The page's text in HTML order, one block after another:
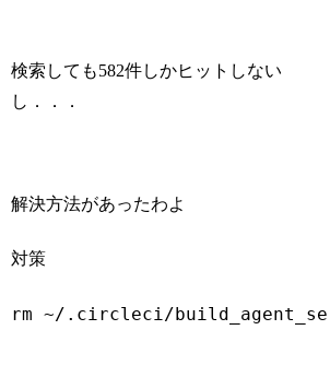
検索しても582件しかヒットしない
し．．．
解決方法があったわよ
対策
rm ~/.circleci/